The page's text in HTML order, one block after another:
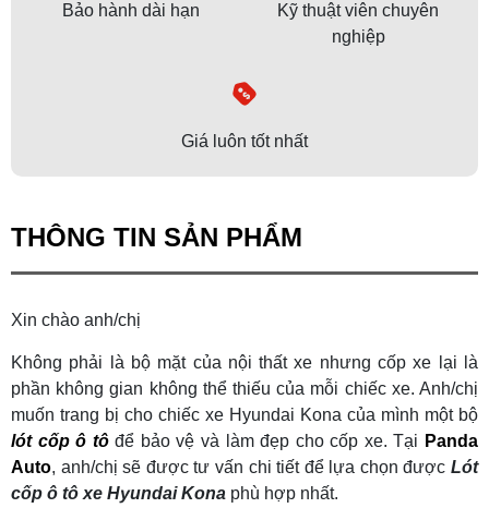
Bảo hành dài hạn
Kỹ thuật viên chuyên
nghiệp
Giá luôn tốt nhất
THÔNG TIN SẢN PHẨM
Xin chào anh/chị
Không phải là bộ mặt của nội thất xe nhưng cốp xe lại là
phần không gian không thể thiếu của mỗi chiếc xe. Anh/chị
muốn trang bị cho chiếc xe Hyundai Kona của mình một bộ
lót cốp ô tôđể bảo vệ và làm đẹp cho cốp xe. Tại Panda
Auto, anh/chị sẽ được tư vấn chi tiết để lựa chọn được Lót
cốp ô tô xe Hyundai Kona phù hợp nhất.